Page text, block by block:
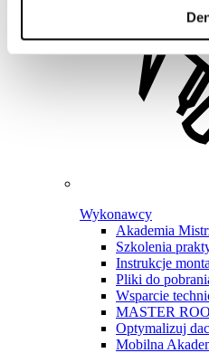
Wykonawcy
Akademia
Szkolenia
Instrukcje
Pliki do
Wsparcie
MASTER
Optymalizuj
Mobilna